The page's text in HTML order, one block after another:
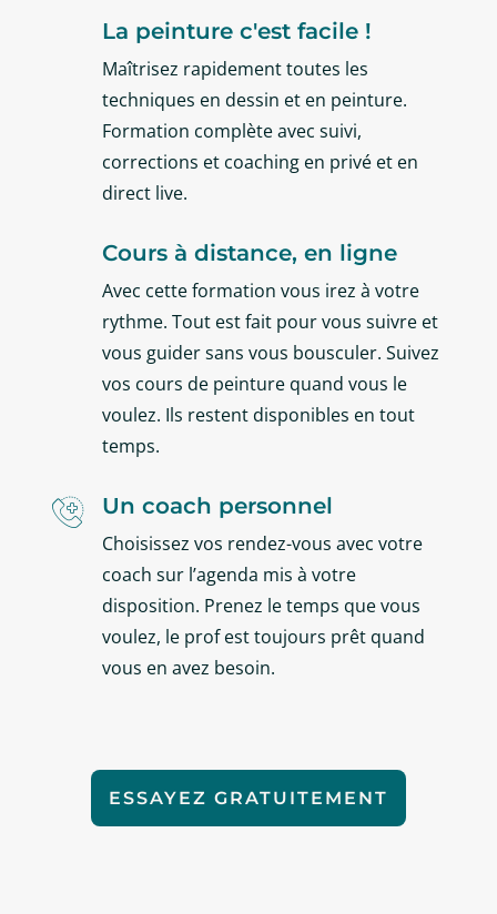
La peinture c'est facile !
Maîtrisez rapidement toutes les
techniques en dessin et en peinture.
Formation complète avec suivi,
corrections et coaching en privé et en
direct live.
Cours à distance, en ligne
Avec cette formation vous irez à votre
rythme. Tout est fait pour vous suivre et
vous guider sans vous bousculer. Suivez
vos cours de peinture quand vous le
voulez. Ils restent disponibles en tout
temps.
 Un coach personnel
Choisissez vos rendez-vous avec votre
coach sur l’agenda mis à votre
disposition. Prenez le temps que vous
voulez, le prof est toujours prêt quand
vous en avez besoin.
ESSAYEZ GRATUITEMENT